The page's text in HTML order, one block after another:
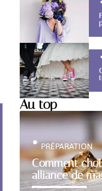
Au top
Comment
alliance de
PRÉPARATION